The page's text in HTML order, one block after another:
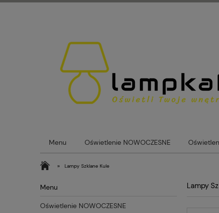
Menu Oświetlenie NOWOCZESNE
» Lampy Szklane Kule
Menu
Oświetlenie NOWOCZESNE
Lampy